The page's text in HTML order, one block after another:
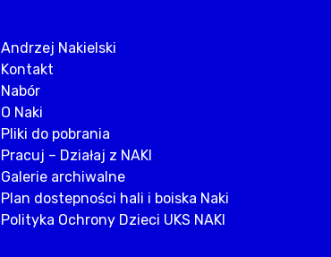
Andrzej Nakielski
Kontakt
Nabór
O Naki
Pliki do pobrania
Pracuj – Działaj z NAKI
Galerie archiwalne
Plan dostepności hali i boiska Naki
Polityka Ochrony Dzieci UKS NAKI